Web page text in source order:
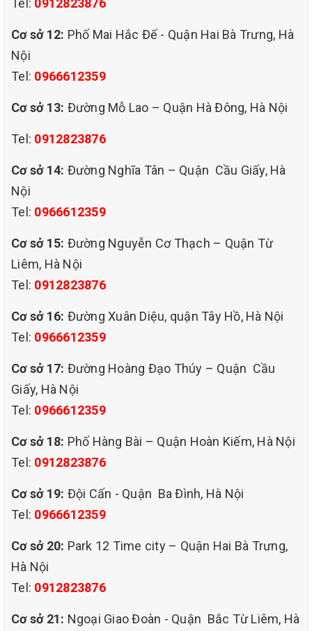
vết bẩn mới, vết bẩn lâu ngày trên bề mặt,
kết quả là bạn có chiếc sofa sạch sẽ, tươi
Sức khoẻ được đảm bảo:
chúng ta thường xuyên tiếp xúc trực tiếp,
việc giặt sofa thường xuyên không những
khuẩn, vi sinh vật và tác nhân gây dị ứng
ảnh hưởng tới sức khoẻ , vệ sinh sofa sẽ
bệnh về đường da và hô hấp.
sẽ và tươi mới, bạn sẽ thấy tự tin hơn khi
tiếp khách hoặc thư giãn sau thời gian làm
Các loại ghế sofa QHT VIỆT NAM cung
cấp dịch vụ vệ sinh tại nhà
GHẾ SOFA VẢI, NỈ
Đây là chất liệu sofa được sử dụng phổ
biến nhất hiện nay, với nhiều kiểu dáng đa
dạng như ghế sofa đơn, sofa đôi, sofa bed
và sofa góc L. Đối với sofa bằng vải, nỉ sẽ
Cơ sở 12: Phố Mai Hắc Đế - Quận Hai Bà Trưng, Hà
Nội
Tel: 0966612359
Cơ sở 13: Đường Mỗ Lao – Quận Hà Đông, Hà Nội
Tel: 0912823876
Cơ sở 14: Đường Nghĩa Tân – Quận Cầu Giấy, Hà
Nội
Tel: 0966612359
Cơ sở 15: Đường Nguyễn Cơ Thạch – Quận Từ
Liêm, Hà Nội
Tel: 0912823876
Cơ sở 16: Đường Xuân Diệu, quận Tây Hồ, Hà Nội
Tel: 0966612359
Cơ sở 17: Đường Hoàng Đạo Thúy – Quận Cầu
Giấy, Hà Nội
Tel: 0966612359
Cơ sở 18: Phố Hàng Bài – Quận Hoàn Kiếm, Hà Nội
Tel: 0912823876
Cơ sở 19: Đội Cấn - Quận Ba Đình, Hà Nội
Tel: 0966612359
Cơ sở 20: Park 12 Time city – Quận Hai Bà Trưng,
Hà Nội
Tel: 0912823876
Cơ sở 21: Ngoại Giao Đoàn - Quận Bắc Từ Liêm, Hà